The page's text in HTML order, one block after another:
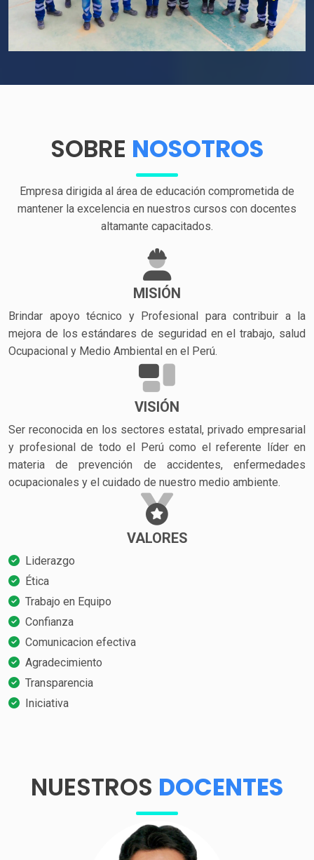
SOBRE NOSOTROS
Empresa dirigida al área de educación comprometida de
mantener la excelencia en nuestros cursos con docentes
altamante capacitados.
MISIÓN
Brindar apoyo técnico y Profesional para contribuir a la
mejora de los estándares de seguridad en el trabajo, salud
Ocupacional y Medio Ambiental en el Perú.
VISIÓN
Ser reconocida en los sectores estatal, privado empresarial
y profesional de todo el Perú como el referente líder en
materia de prevención de accidentes, enfermedades
ocupacionales y el cuidado de nuestro medio ambiente.
VALORES
Liderazgo
Ética
Trabajo en Equipo
Confianza
Comunicacion efectiva
Agradecimiento
Transparencia
Iniciativa
NUESTROS DOCENTES